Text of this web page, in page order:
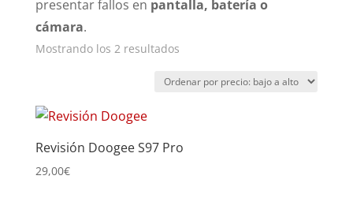
presentar fallos en pantalla, batería o
cámara.
Mostrando los 2 resultadosOrdenado
precio:
Revisión Doogee S97 Pro
29,00€